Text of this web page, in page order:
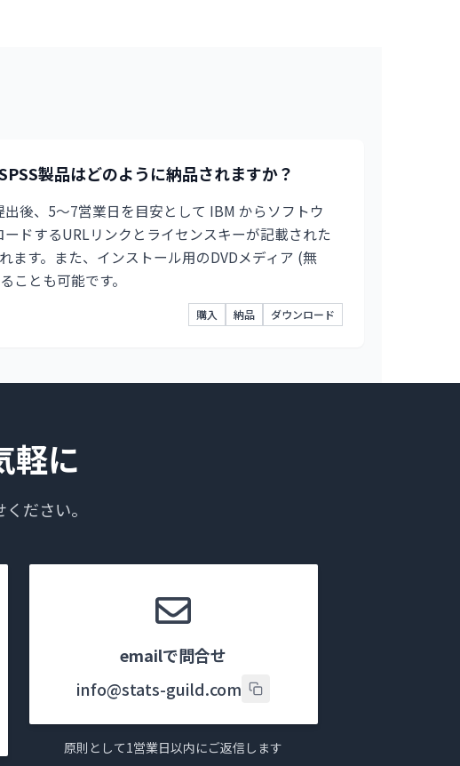
製品はどのように納品されますか？
後、5～7営業日を目安として IBM からソフトウ
ードするURLリンクとライセンスキーが記載された
ます。また、インストール用のDVDメディア (無
ことも可能です。
購入 納品 ダウンロード
軽に
ださい。
emailで問合せ
info@stats-guild.com
原則として1営業日以内にご返信します